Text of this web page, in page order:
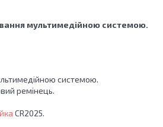
мультимедійною системою.
системою.
ремінець.
CR2025.